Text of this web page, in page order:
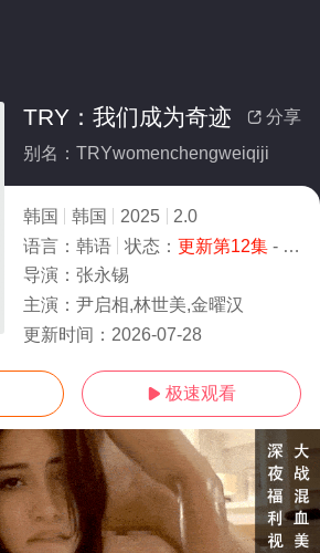
 分享
TRY：我们成为奇迹
别名：TRYwomenchengweiqiji
韩国 韩国 2025
2.0
语言： 韩语 状态： 更新第12集- 免费在线观看
导演： 张永锡
主演： 尹启相,林世美,金曜汉
更新时间： 2026-07-28
 极速观看